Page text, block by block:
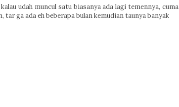
udah muncul satu biasanya ada lagi temennya, cuma
ga ada eh beberapa bulan kemudian taunya banyak